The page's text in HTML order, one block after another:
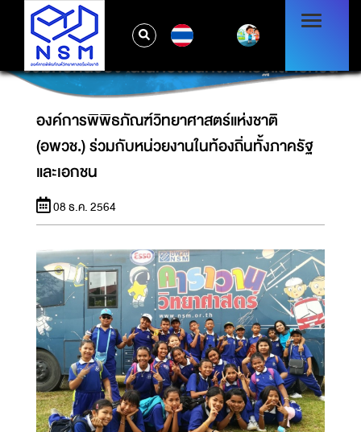
องค์การพิพิธภัณฑ์วิทยาศาสตร์แห่งชาติ (อพวช.)
ร่วมกับหน่วยงานในท้องถิ่นทั้งภาครัฐและเอกชน
องค์การพิพิธภัณฑ์วิทยาศาสตร์แห่งชาติ
(อพวช.) ร่วมกับหน่วยงานในท้องถิ่นทั้งภาครัฐ
และเอกชน
08 ธ.ค. 2564